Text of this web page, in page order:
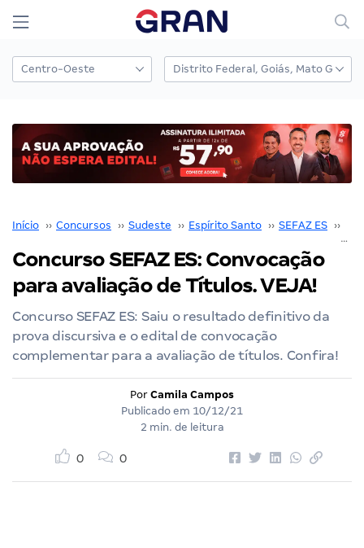
Início ›› Concursos ›› Sudeste ›› Espírito Santo ›› SEFAZ ES ››
Concurso SEFAZ ES: Convocação
para avaliação de Títulos. VEJA!
Concurso SEFAZ ES: Saiu o resultado definitivo da
prova discursiva e o edital de convocação
complementar para a avaliação de títulos. Confira!
Por Camila Campos
Publicado em 10/12/21
2 min. de leitura
0 0